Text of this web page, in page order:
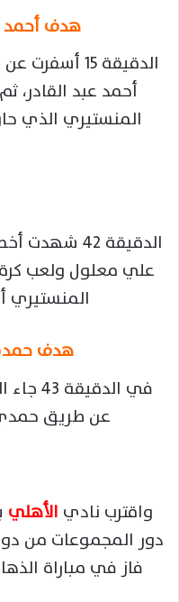
هدف أحمد
الدقيقة 15
أحمد عبد القادر،
المنستيري الذي
الدقيقة 42
علي معلول ولعب
المنستيري
هدف
في
عن طريق
واقترب نادي الأهلي
دور المجموعات من
فاز في مباراة